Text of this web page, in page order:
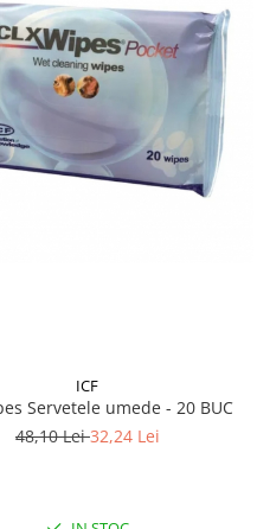
ICF
Servetele umede - 20 BUC
48,10 Lei32,24 Lei